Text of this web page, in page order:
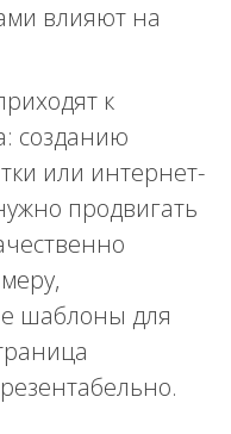
влияют на
к
созданию
или интернет-
продвигать
шаблоны для